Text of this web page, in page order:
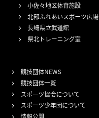
小佐々地区体育施設
北部ふれあいスポーツ広場
長崎県立武道館
県北トレーニング室
競技団体NEWS
競技団体一覧
スポーツ協会について
スポーツ少年団について